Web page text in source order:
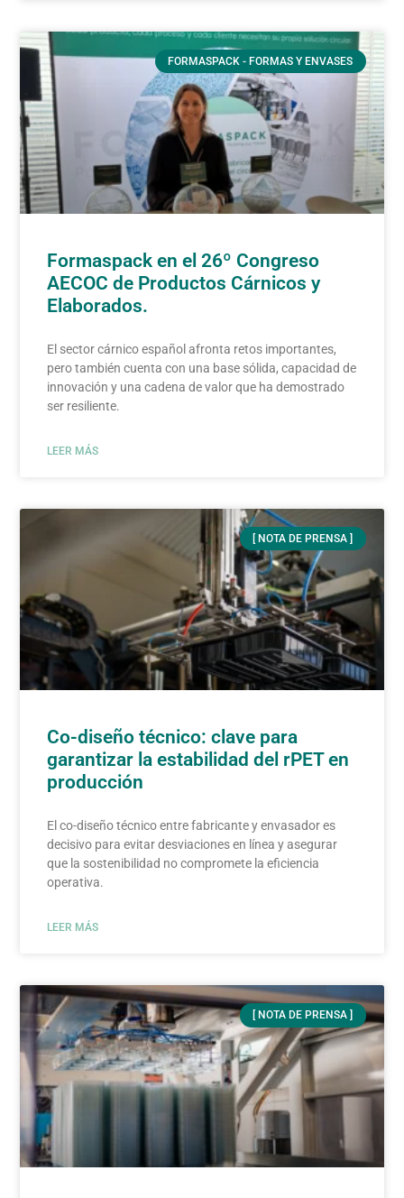
FORMASPACK - FORMAS Y ENVASES
Formaspack en el 26º Congreso
AECOC de Productos Cárnicos y
Elaborados.
El sector cárnico español afronta retos importantes,
pero también cuenta con una base sólida, capacidad de
innovación y una cadena de valor que ha demostrado
ser resiliente.
LEER MÁS
[ NOTA DE PRENSA ]
Co-diseño técnico: clave para
garantizar la estabilidad del rPET en
producción
El co-diseño técnico entre fabricante y envasador es
decisivo para evitar desviaciones en línea y asegurar
que la sostenibilidad no compromete la eficiencia
operativa.
LEER MÁS
[ NOTA DE PRENSA ]